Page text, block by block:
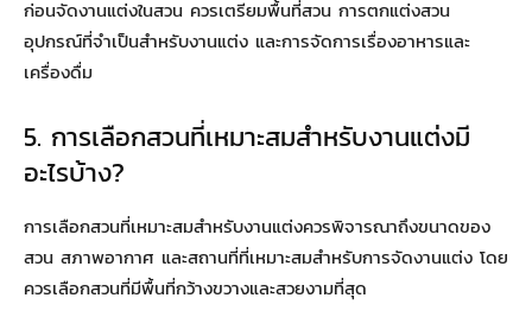
ก่อนจัดงานแต่งในสวน ควรเตรียมพื้นที่สวน การตกแต่งสวน
อุปกรณ์ที่จำเป็นสำหรับงานแต่ง และการจัดการเรื่องอาหารและ
เครื่องดื่ม
5. การเลือกสวนที่เหมาะสมสำหรับงานแต่งมี
อะไรบ้าง?
การเลือกสวนที่เหมาะสมสำหรับงานแต่งควรพิจารณาถึงขนาดของ
สวน สภาพอากาศ และสถานที่ที่เหมาะสมสำหรับการจัดงานแต่ง โดย
ควรเลือกสวนที่มีพื้นที่กว้างขวางและสวยงามที่สุด